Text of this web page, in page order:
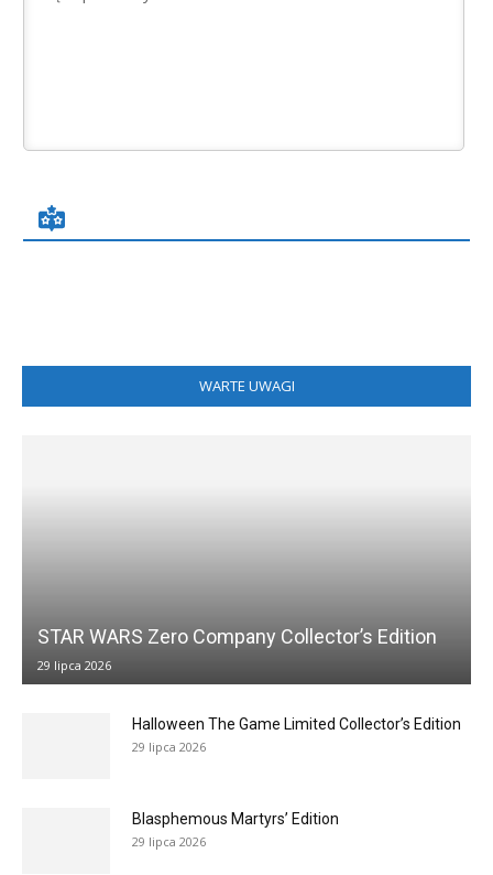
WARTE UWAGI
STAR WARS Zero Company Collector’s Edition
29 lipca 2026
Halloween The Game Limited Collector’s Edition
29 lipca 2026
Blasphemous Martyrs’ Edition
29 lipca 2026